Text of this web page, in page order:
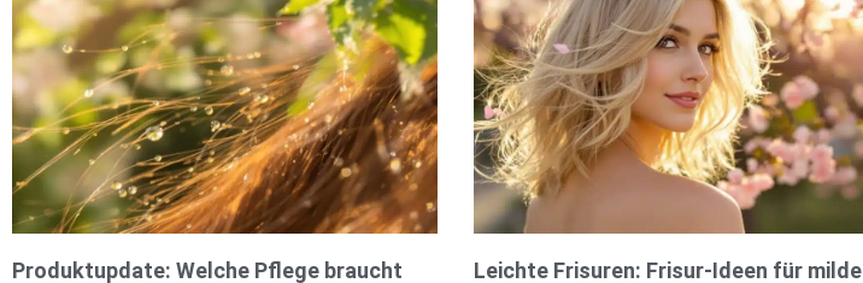
Produktupdate: Welche Pflege braucht
Leichte Frisuren: Frisur-Ideen für milde